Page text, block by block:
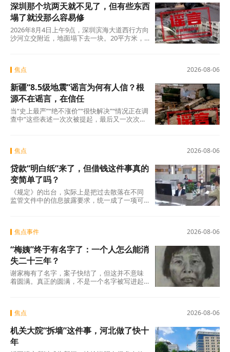
深圳那个坑两天就不见了，但有些东西
塌了就没那么容易修
2026年8月4日上午9点，深圳滨海大道西行方向
沙河立交附近，地面塌下去一块。20平方米，
2026-08-06
焦点
新疆“8.5级地震”谣言为何有人信？根
源不在谣言，在信任
当“史上最严”“绝不涨价”“很快解决”“情况正在调
查中”这些表述一次次被提起，最后又一次次悄
2026-08-06
焦点
贷款“明白纸”来了，但借钱这件事真的
变简单了吗？
《规定》的出台，实际上是把过去散落在不同
监管文件中的信息披露要求，统一成了一项可
2026-08-06
焦点事件
“梅姨”终于有名字了：一个人怎么能消
失二十三年？
谢家梅有了名字，案子快结了，但这并不意味
着圆满。真正的圆满，不是一个名字被写进起
2026-08-06
焦点
机关大院“拆墙”这件事，河北做了快十
年